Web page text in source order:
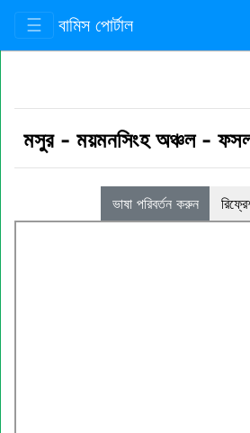
☰ বামিস পোর্টাল
মসুর - ময়মনসিংহ অঞ্চল-
ভাষা পরিবর্তন করুন